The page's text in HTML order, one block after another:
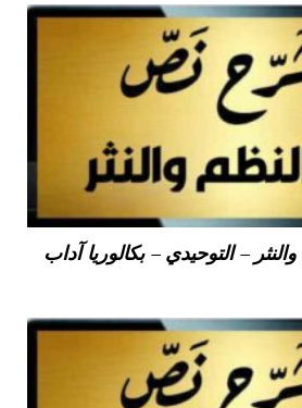
– التوحيدي – بكالوريا آداب